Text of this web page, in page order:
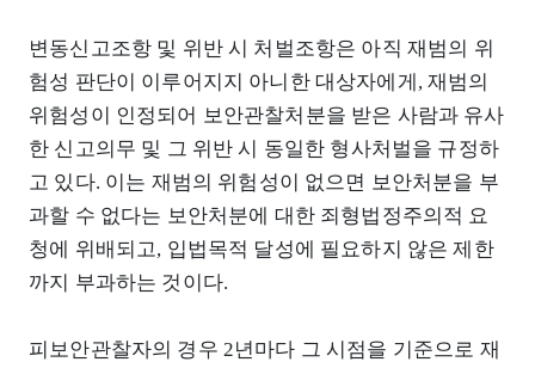
변동신고조항 및 위반 시 처벌조항은 아직 재범의 위
험성 판단이 이루어지지 아니한 대상자에게, 재범의
위험성이 인정되어 보안관찰처분을 받은 사람과 유사
한 신고의무 및 그 위반 시 동일한 형사처벌을 규정하
고 있다. 이는 재범의 위험성이 없으면 보안처분을 부
과할 수 없다는 보안처분에 대한 죄형법정주의적 요
청에 위배되고, 입법목적 달성에 필요하지 않은 제한
까지 부과하는 것이다.
피보안관찰자의 경우 2년마다 그 시점을 기준으로 재